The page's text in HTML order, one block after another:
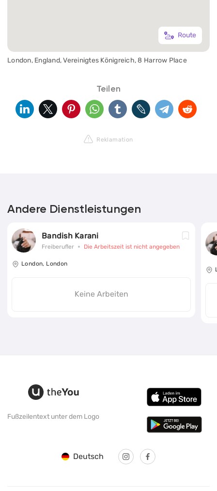
Route
London, England, Vereinigtes Königreich, 8 Harrow Place
Teilen
Reklamation
Andere Dienstleistungen
Bandish Karani
Freiberufler Die Arbeitszeit ist nicht angegeben
London, London
Keine Arbeiten
Fußzeilentext unter dem Logo
Deutsch